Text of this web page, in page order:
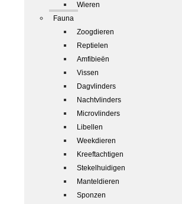
Wieren
Fauna
Zoogdieren
Reptielen
Amfibieën
Vissen
Dagvlinders
Nachtvlinders
Microvlinders
Libellen
Weekdieren
Kreeftachtigen
Stekelhuidigen
Manteldieren
Sponzen